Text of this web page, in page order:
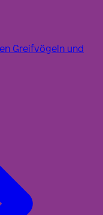
Greifvögeln und